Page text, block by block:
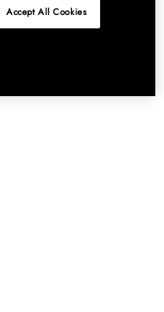
Accept All Cookies